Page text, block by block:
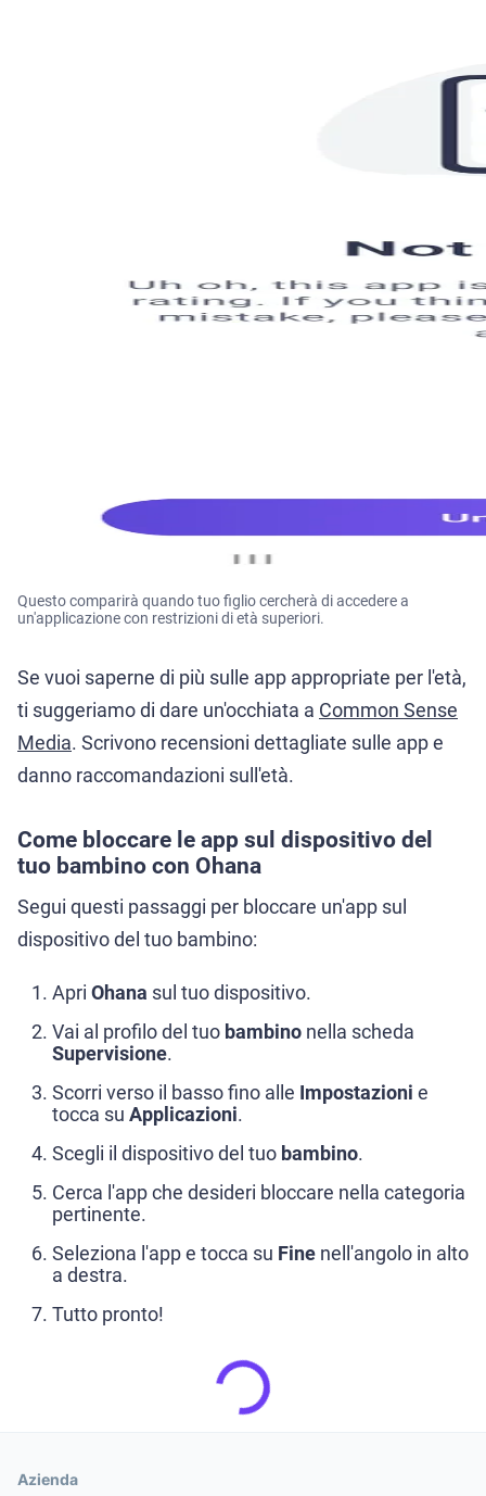
Questo comparirà quando tuo figlio cercherà di accedere a
un'applicazione con restrizioni di età superiori.
Se vuoi saperne di più sulle app appropriate per l'età,
ti suggeriamo di dare un'occhiata a Common Sense
Media. Scrivono recensioni dettagliate sulle app e
danno raccomandazioni sull'età.
Come bloccare le app sul dispositivo del
tuo bambino con Ohana
Segui questi passaggi per bloccare un'app sul
dispositivo del tuo bambino:
Apri Ohana sul tuo dispositivo.
Vai al profilo del tuo bambino nella scheda
Supervisione.
Scorri verso il basso fino alle Impostazioni e
tocca su Applicazioni.
Scegli il dispositivo del tuo bambino.
Cerca l'app che desideri bloccare nella categoria
pertinente.
Seleziona l'app e tocca su Fine nell'angolo in alto
a destra.
Tutto pronto!
Azienda